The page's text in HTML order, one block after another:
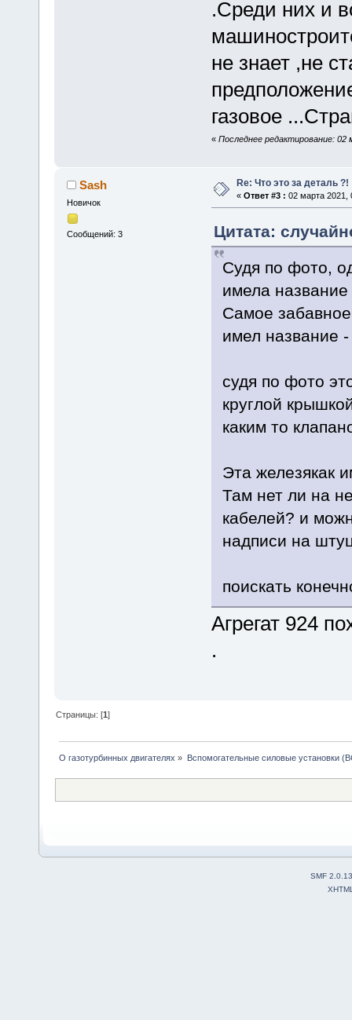
.Среди них и
не знает ,не
газовое
« Последнее редактирование:
Sash
Новичок
Сообщений: 3
Re: Что это за деталь ?!
« Ответ #3 : 02 марта 2021,
Цитата:
Судя по фото,
имела название
Самое забавное
имел название -
судя по фото
круглой
каким то
Эта железякак
Там нет ли на
кабелей? и
надписи на
поискать
Агрегат 924
.
Страницы: [1]
О газотурбинных двигателях » Вспомогательные силовые установки
SMF 2.0.13